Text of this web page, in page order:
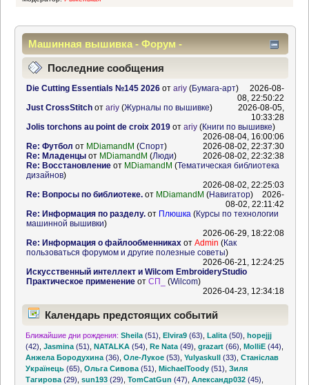
Машинная вышивка - Форум -
Информационный центр
Последние сообщения
Die Cutting Essentials №145 2026от ariy(Бумага-арт)
2026-08-
08, 22:50:22
Just CrossStitchот ariy(Журналы по вышивке)
2026-08-05,
10:33:28
Jolis torchons au point de croix 2019от ariy(Книги по вышивке)
2026-08-04, 16:00:06
Re: Футбол от MDiamandM (Спорт)
2026-08-02, 22:37:30
Re: Младенцыот MDiamandM (Люди)
2026-08-02, 22:32:38
Re: Восстановлениеот MDiamandM (Тематическая библиотека
дизайнов)
2026-08-02, 22:25:03
Re: Вопросы по библиотеке.от MDiamandM (Навигатор)
2026-
08-02, 22:11:42
Re: Информация по разделу.от Плюшка (Курсы по технологии
машинной вышивки)
2026-06-29, 18:22:08
Re: Информация о файлообменникахот Admin (Как
пользоваться форумом и другие полезные советы)
2026-06-21, 12:24:25
Искусственный интеллект и Wilcom EmbroideryStudio
Практическое применениеот СП_ (Wilcom)
2026-04-23, 12:34:18
Календарь предстоящих событий
Ближайшие дни рождения: Sheila (51) ,Elvira9 (63) ,Lalita (50) ,hopejjj
(42) ,Jasmina (51) ,NATALKA (54) ,Re Nata (49) ,grazart (66) ,MolliE (44)
Анжела Бородухина (36) ,Оле-Лукое (53) ,Yulyaskull (33) ,Станіслав
Українець (65) ,Ольга Сивова (51) ,MichaelToody (51) ,Зиля
Тагирова (29) ,sun193 (29) ,TomCatGun (47) ,Александр032 (45)